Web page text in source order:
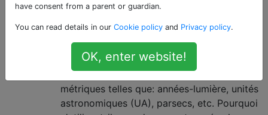
n'utilisent-ils pas des mètres pour
mesurer des distances
astronomiques?
En astronomie, les distances sont
généralement exprimées en unités non
métriques telles que: années-lumière, unités
astronomiques (UA), parsecs, etc. Pourquoi
have consent from a parent or guardian.
You can read details in our Cookie policy and Privacy policy.
OK, enter website!